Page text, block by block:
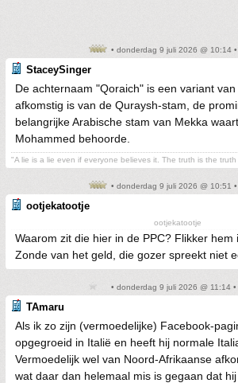
• donderdag 9 juli 2026 @ 10:14
StaceySinger
De achternaam "Qoraich" is een variant
afkomstig is van de Quraysh-stam, de
belangrijke Arabische stam van Mekka
Mohammed behoorde.
"A lie is a lie even if everyone believes it. The truth is the
• donderdag 9 juli 2026 @ 10:51
ootjekatootje
ootjekatootje
Waarom zit die hier in de PPC? Flikker hem
Zonde van het geld, die gozer spreekt niet
• donderdag 9 juli 2026 @ 11:14 •
TAmaru
Als ik zo zijn (vermoedelijke) Facebook-
opgegroeid in Italië en heeft hij normale
Vermoedelijk wel van Noord-Afrikaanse
wat daar dan helemaal mis is gegaan dat